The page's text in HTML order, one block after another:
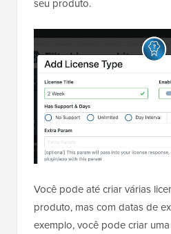
seu produto.
Você pode até criar várias
produto, mas com datas de
exemplo, você pode criar